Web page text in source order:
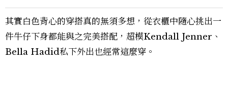
其實白色背心的穿搭真的無須多想，從衣櫃中隨心挑出一
件牛仔下身都能與之完美搭配，超模Kendall Jenner、
Bella Hadid私下外出也經常這麼穿。